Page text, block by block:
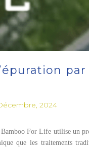
2024
For Life utilise un
que les traitements